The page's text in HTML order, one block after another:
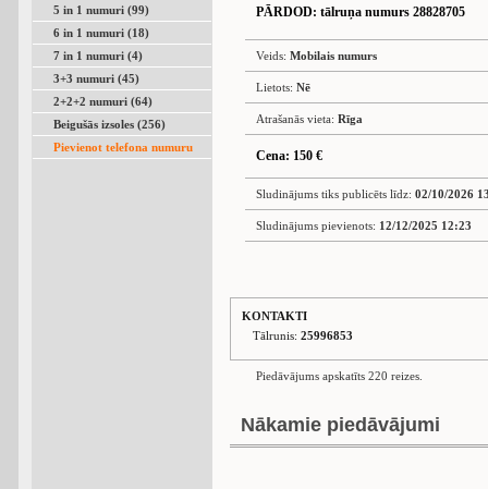
5 in 1 numuri (99)
6 in 1 numuri (18)
7 in 1 numuri (4)
3+3 numuri (45)
2+2+2 numuri (64)
Beigušās izsoles (256)
Pievienot telefona numuru
PĀRDOD: tālruņa numurs 28828705
Veids: Mobilais numurs
Lietots: Nē
Atrašanās vieta: Rīga
Cena: 150 €
Sludinājums tiks publicēts līdz: 02/10/2026
Sludinājums pievienots: 12/12/2025 12:23
KONTAKTI
Tālrunis: 25996853
Piedāvājums apskatīts 220 reizes.
Nākamie piedāvājumi